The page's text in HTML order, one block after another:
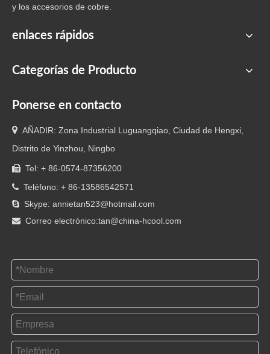
y los accesorios de cobre.
enlaces rápidos
Categorías de Producto
Ponerse en contacto
 AÑADIR: Zona Industrial Luguangqiao, Ciudad de Hengxi,
Distrito de Yinzhou, Ningbo
 Tel: + 86-0574-87356200
 Teléfono: + 86-13586542571
 Skype: annietan523@hotmail.com
 Correo electrónico:tan@china-hcool.com